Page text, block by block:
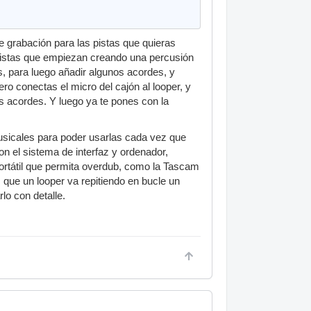
grabación para las pistas que quieras
que empiezan creando una percusión
para luego añadir algunos acordes, y
conectas el micro del cajón al looper, y
acordes. Y luego ya te pones con la
para poder usarlas cada vez que
el sistema de interfaz y ordenador,
que permita overdub, como la Tascam
un looper va repitiendo en bucle un
con detalle.